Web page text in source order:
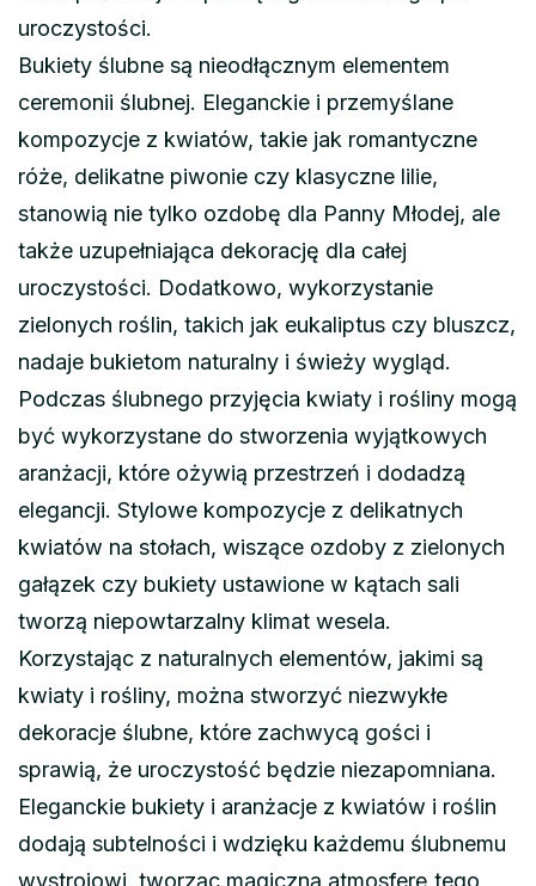
uroczystości.
Bukiety ślubne są nieodłącznym elementem
ceremonii ślubnej. Eleganckie i przemyślane
kompozycje z kwiatów, takie jak romantyczne
róże, delikatne piwonie czy klasyczne lilie,
stanowią nie tylko ozdobę dla Panny Młodej, ale
także uzupełniająca dekorację dla całej
uroczystości. Dodatkowo, wykorzystanie
zielonych roślin, takich jak eukaliptus czy bluszcz,
nadaje bukietom naturalny i świeży wygląd.
Podczas ślubnego przyjęcia kwiaty i rośliny mogą
być wykorzystane do stworzenia wyjątkowych
aranżacji, które ożywią przestrzeń i dodadzą
elegancji. Stylowe kompozycje z delikatnych
kwiatów na stołach, wiszące ozdoby z zielonych
gałązek czy bukiety ustawione w kątach sali
tworzą niepowtarzalny klimat wesela.
Korzystając z naturalnych elementów, jakimi są
kwiaty i rośliny, można stworzyć niezwykłe
dekoracje ślubne, które zachwycą gości i
sprawią, że uroczystość będzie niezapomniana.
Eleganckie bukiety i aranżacje z kwiatów i roślin
dodają subtelności i wdzięku każdemu ślubnemu
wystrojowi, tworząc magiczną atmosferę tego